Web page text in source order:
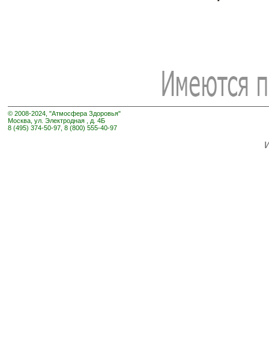
© 2008-2024, "Атмосфера Здоровья"
Москва, ул. Электродная , д. 4Б
8 (495) 374-50-97, 8 (800) 555-40-97